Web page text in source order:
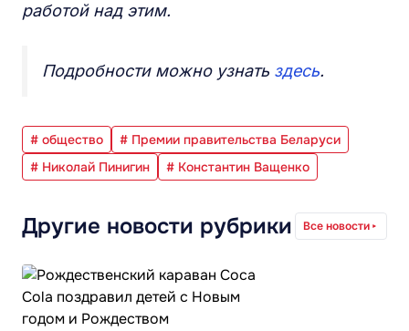
работой над этим.
Подробности можно узнать здесь.
# общество
# Премии правительства Беларуси
# Николай Пинигин
# Константин Ващенко
Другие новости рубрики Все новости